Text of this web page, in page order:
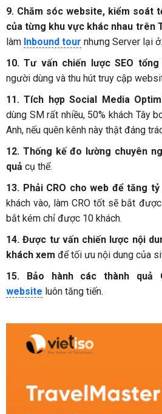
9. Chăm sóc website, kiểm soát
của từng khu vực khác nhau trên
làm Inbound tour nhưng Server lại
10. Tư vấn chiến lược SEO tổng
người dùng và thu hút truy cập
11. Tích hợp Social Media
dùng SM rất nhiều, 50% khách Tây
Anh, nếu quên kênh này thật đáng
12. Thống kế đo lường chuyên
quả cụ thể.
13. Phải CRO cho web để tăng
khách vào, làm CRO tốt sẽ bắt
bắt kém chỉ được 10 khách.
14. Được tư vấn chiến lược nội
khách xem để tối ưu nội dung của
15. Bảo hành các thành quả
website luôn tăng tiến.